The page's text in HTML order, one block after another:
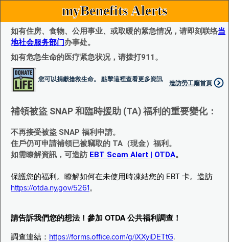
myBenefits Alerts
如有住房、食物、公用事业、或取暖的紧急情况，请即刻联络当
地社会服务部门办事处。
如有危急生命的医疗紧急状况，请拨打911。
您可以捐獻搶救生命。 點擊這裡查看更多資訊
造訪勞工廰首頁
補領被盜 SNAP 和臨時援助 (TA) 福利的重要變化：
不再接受被盜 SNAP 福利申請。
住戶仍可申請補領已被竊取的 TA（現金）福利。
如需瞭解資訊，可造訪 EBT Scam Alert | OTDA。
保護您的福利。瞭解如何在未使用時凍結您的 EBT 卡。造訪
https://otda.ny.gov/5261 。
請告訴我們您的想法！參加 OTDA 公共福利調查！
調查連結： https://forms.office.com/g/iXXyiDETtG.